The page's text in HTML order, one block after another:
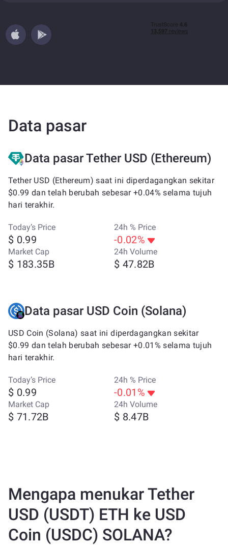
Data pasar
Data pasar Tether USD (Ethereum)
Tether USD (Ethereum) saat ini diperdagangkan sekitar
$0.99 dan telah berubah sebesar +0.04% selama tujuh
hari terakhir.
Today’s Price
$ 0.99
24h % Price
-0.02%
Market Cap
$ 183.35B
24h Volume
$ 47.82B
Data pasar USD Coin (Solana)
USD Coin (Solana) saat ini diperdagangkan sekitar
$0.99 dan telah berubah sebesar +0.01% selama tujuh
hari terakhir.
Today’s Price
$ 0.99
24h % Price
-0.01%
Market Cap
$ 71.72B
24h Volume
$ 8.47B
Mengapa menukar Tether
USD (USDT) ETH ke USD
Coin (USDC) SOLANA?